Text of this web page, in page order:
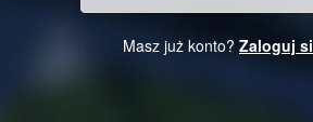
Masz już konto? Zaloguj